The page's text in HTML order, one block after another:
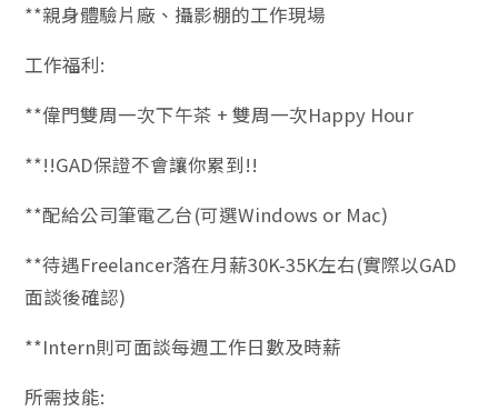
**親身體驗片廠、攝影棚的工作現場
工作福利:
**偉門雙周一次下午茶 + 雙周一次Happy Hour
**!!GAD保證不會讓你累到!!
**配給公司筆電乙台(可選Windows or Mac)
**待遇Freelancer落在月薪30K-35K左右(實際以GAD
面談後確認)
**Intern則可面談每週工作日數及時薪
所需技能: